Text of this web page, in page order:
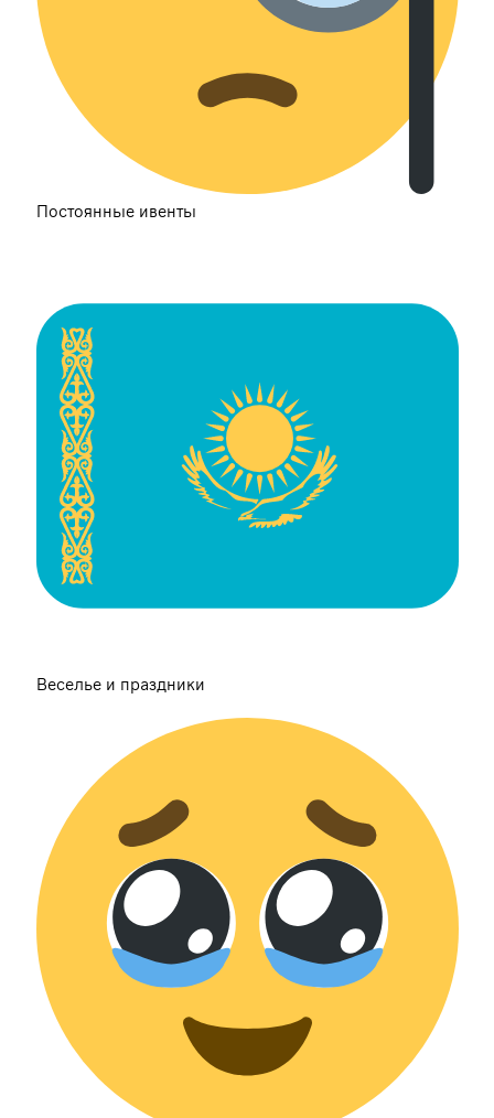
Постоянные ивенты
Веселье и праздники